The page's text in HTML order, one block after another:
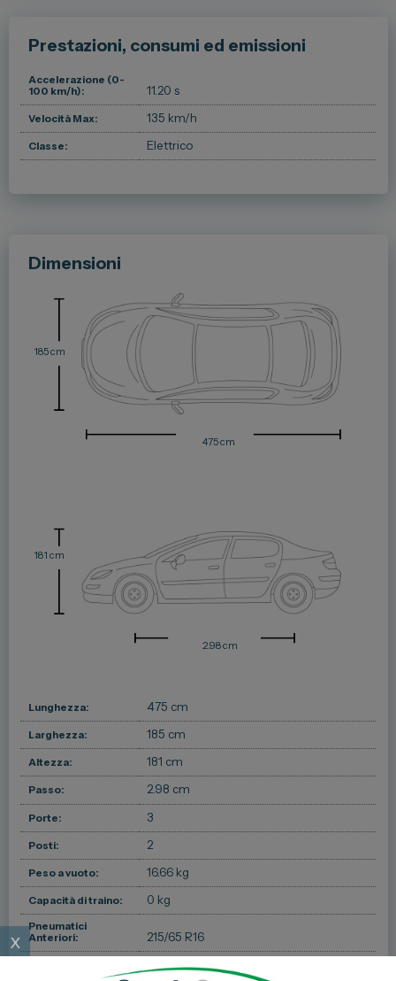
Prestazioni, consumi ed emissioni
Accelerazione (0-
100 km/h):
11.20 s
Velocità Max: 135 km/h
Classe: Elettrico
Dimensioni
185 cm
475 cm
181 cm
2.98 cm
Lunghezza: 475 cm
Larghezza: 185 cm
Altezza: 181 cm
Passo: 2.98 cm
Porte: 3
Posti: 2
Peso a vuoto: 16.66 kg
Capacità di traino: 0 kg
Pneumatici
Anteriori:
215/65 R16
215/65 R16
x